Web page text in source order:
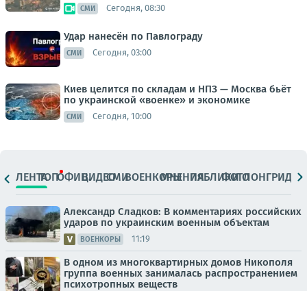
СМИ Сегодня, 08:30
Удар нанесён по Павлограду
СМИ Сегодня, 03:00
Киев целится по складам и НПЗ — Москва бьёт
по украинской «военке» и экономике
СМИ Сегодня, 10:00
ЛЕНТАТОПОФИЦ.ВИДЕОСМИВОЕНКОРЫМНЕНИЯПАБЛИКИ
ФОТОЛОНГРИДЫ
Александр Сладков: В комментариях российских
ударов по украинским военным объектам
ВОЕНКОРЫ 11:19
В одном из многоквартирных домов Никополя
группа военных занималась распространением
психотропных веществ